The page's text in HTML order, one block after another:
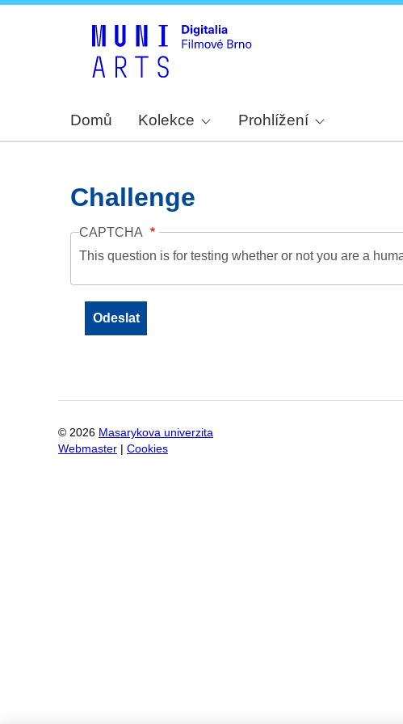
Domů Kolekce Prohlížení
Challenge
CAPTCHA
This question is for testing whether or not you are a
© 2026 Masarykova univerzita
Webmaster
Cookies